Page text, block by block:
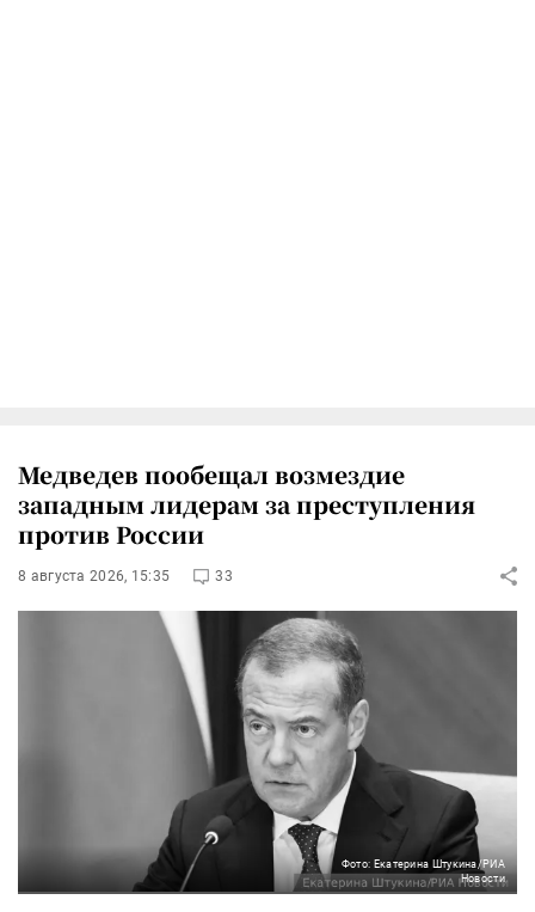
Медведев пообещал возмездие
западным лидерам за преступления
против России
8 августа 2026, 15:35 33
Фото: Екатерина Штукина/РИА
Новости